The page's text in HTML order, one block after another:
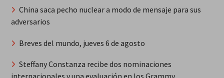
China saca pecho nuclear a modo de mensaje para sus
adversarios
Breves del mundo, jueves 6 de agosto
Steffany Constanza recibe dos nominaciones